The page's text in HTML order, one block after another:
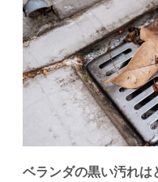
ベランダの黒い汚れは